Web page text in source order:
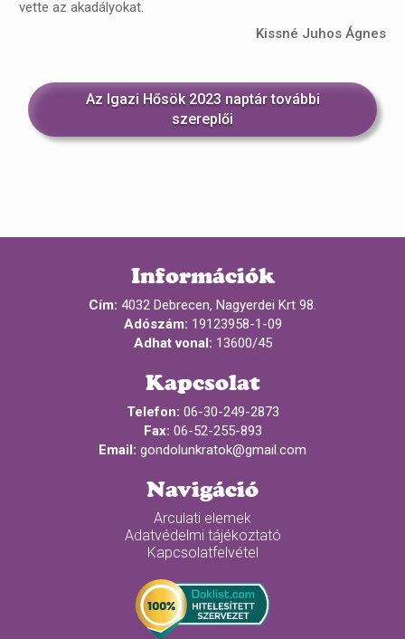
vette az akadályokat.
Kissné Juhos Ágnes
Az Igazi Hősök 2023 naptár további
szereplői
Információk
Cím: 4032 Debrecen, Nagyerdei Krt 98.
Adószám: 19123958-1-09
Adhat vonal: 13600/45
Kapcsolat
Telefon: 06-30-249-2873
Fax: 06-52-255-893
Email: gondolunkratok@gmail.com
Navigáció
Arculati elemek
Adatvédelmi tájékoztató
Kapcsolatfelvétel